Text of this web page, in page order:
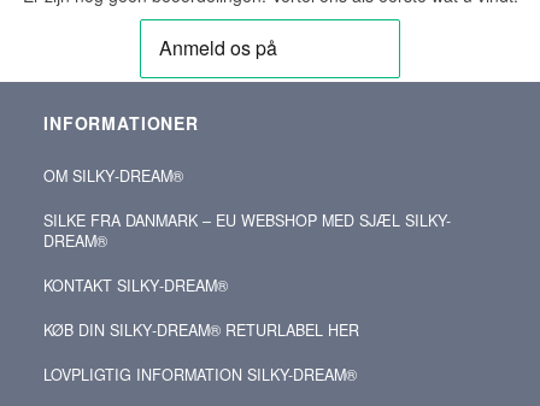
INFORMATIONER
OM SILKY‑DREAM®
SILKE FRA DANMARK – EU WEBSHOP MED SJÆL SILKY-
DREAM®
KONTAKT SILKY‑DREAM®
KØB DIN SILKY‑DREAM® RETURLABEL HER
LOVPLIGTIG INFORMATION SILKY-DREAM®